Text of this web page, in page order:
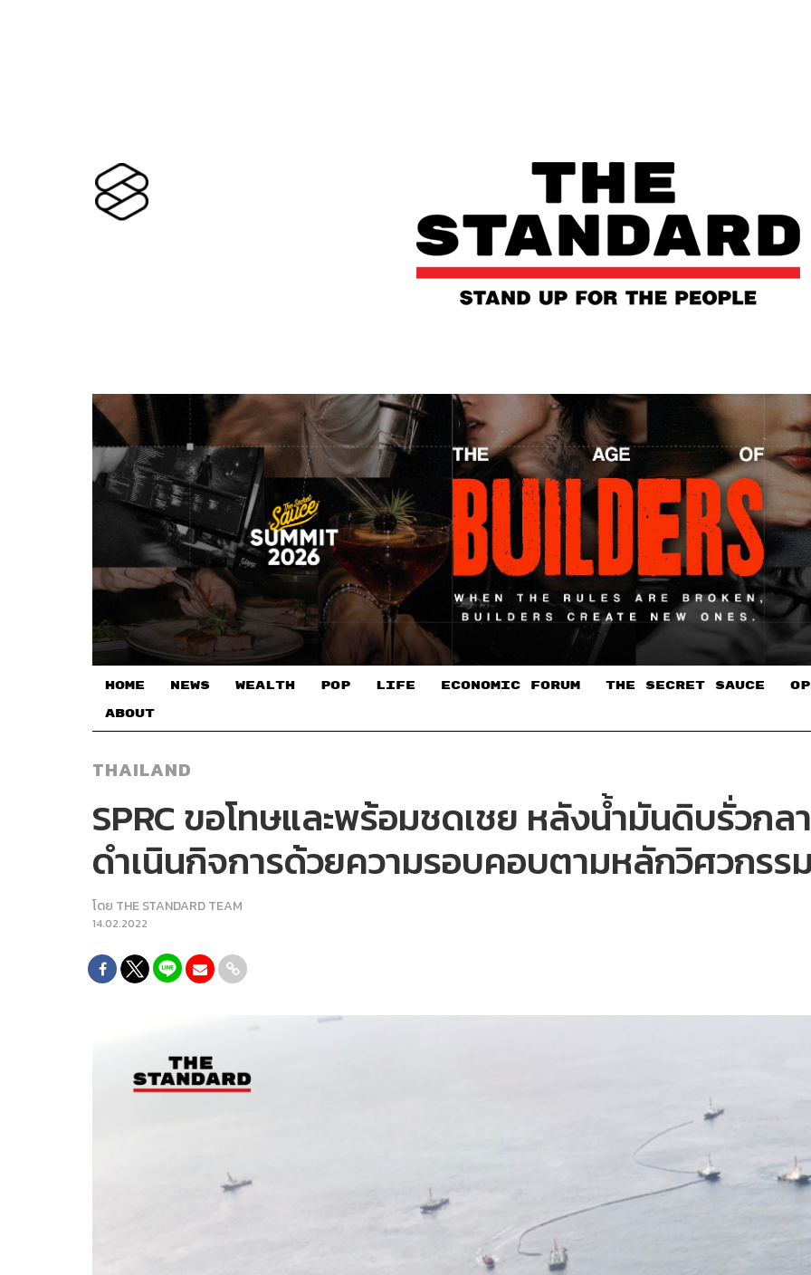
HOME NEWS WEALTH POP LIFE ECONOMIC FORUM THE SECRET SAUCE​
ABOUT
THAILAND
SPRC ขอโทษและพร้อมชดเชย หลังน้ำมันดิบรั่วกล
ดำเนินกิจการด้วยความรอบคอบตามหลักวิศวกรร
โดย THE STANDARD TEAM
14.02.2022